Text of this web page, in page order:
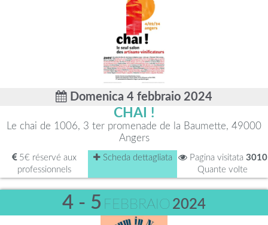
Domenica 4 febbraio 2024
CHAI !
Le chai de 1006, 3 ter promenade de la Baumette, 49000
Angers
5€ réservé aux
professionnels
Scheda dettagliata Pagina visitata 3010
Quante volte
4 - 5 FEBBRAIO 2024